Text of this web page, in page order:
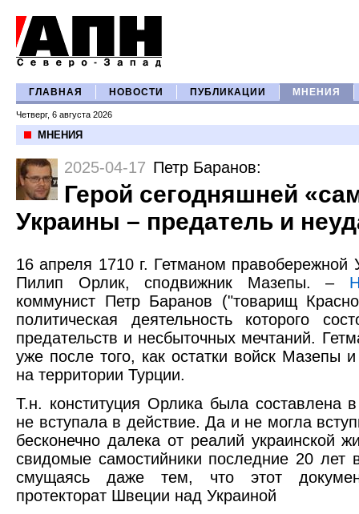
ГЛАВНАЯ НОВОСТИ ПУБЛИКАЦИИ МНЕНИЯ
Четверг, 6 августа 2026
МНЕНИЯ
2025-04-17 Петр Баранов:
Герой сегодняшней
Украины – предатель и
16 апреля 1710 г. Гетманом правобережной
Пилип Орлик, сподвижник Мазепы. –
коммунист Петр Баранов ("товарищ
политическая деятельность которого
предательств и несбыточных мечтаний.
уже после того, как остатки войск Мазепы
на территории Турции.
Т.н. конституция Орлика была составлена
не вступала в действие. Да и не могла
бесконечно далека от реалий украинской
свидомые самостийники последние 20 лет
смущаясь даже тем, что этот
протекторат Швеции над Украиной